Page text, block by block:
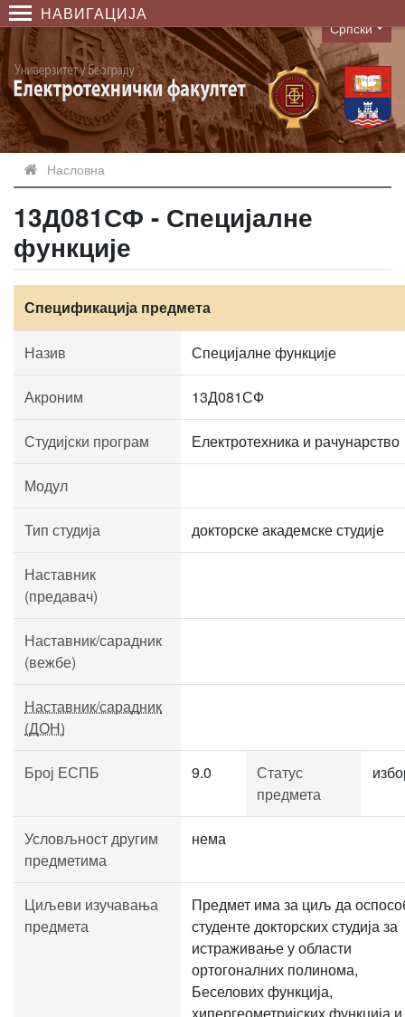
НАВИГАЦИЈА
Language
Српски
Насловна
13Д081СФ - Специјалне
функције
Спецификација предмета
Назив Специјалне функције
Акроним 13Д081СФ
Студијски програм Електротехника и рачунарство
Модул
Тип студија докторске академске студије
Наставник
(предавач)
Наставник/сарадник
(вежбе)
Наставник/сарадник
(ДОН)
Број ЕСПБ 9.0
Статус
предмета
Условљност другим
предметима
нема
Циљеви изучавања
предмета
Предмет има за циљ да
студенте докторских студија за
истраживање у области
ортогоналних полинома,
Беселових функција,